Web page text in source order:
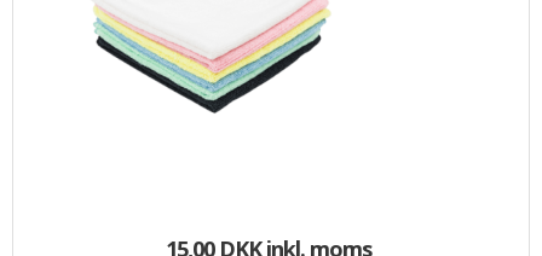
15,00 DKKinkl. moms